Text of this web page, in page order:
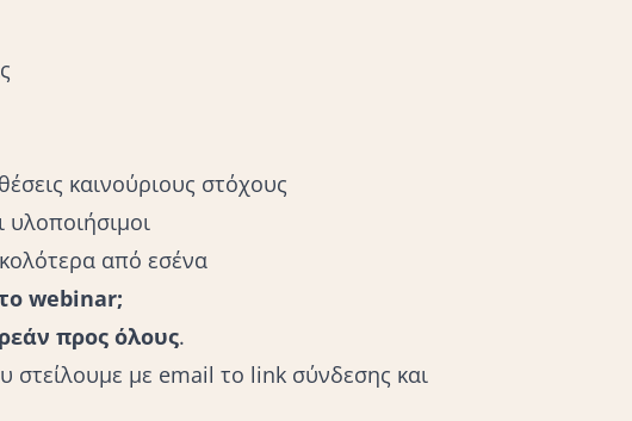
καινούριους στόχους
υλοποιήσιμοι
από εσένα
webinar;
προς όλους.
στείλουμε με email το link σύνδεσης και